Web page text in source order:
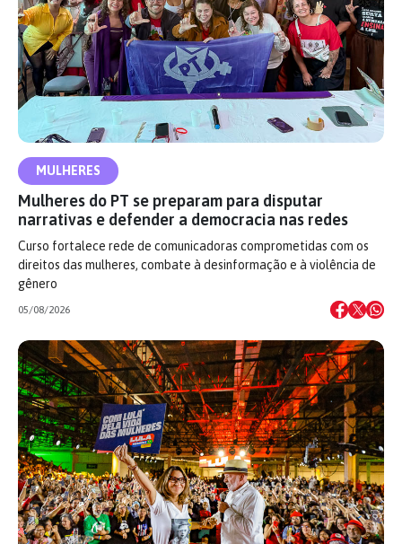
MULHERES
Mulheres do PT se preparam para disputar
narrativas e defender a democracia nas redes
Curso fortalece rede de comunicadoras comprometidas com os
direitos das mulheres, combate à desinformação e à violência de
gênero
05/08/2026